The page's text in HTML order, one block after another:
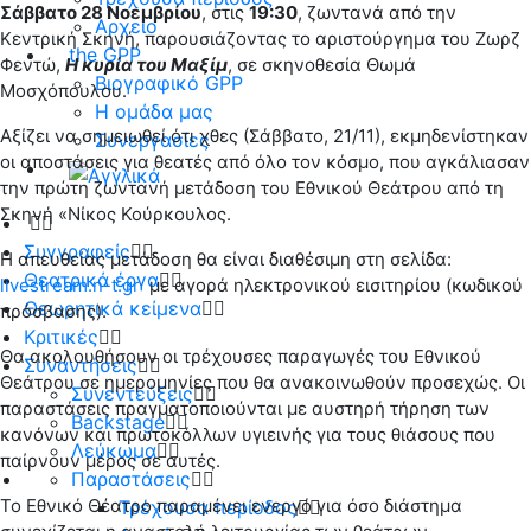
Αρχείο
the GPP
Βιογραφικό GPP
Η ομάδα μας
Συνεργασίες
Συγγραφείς
Θεατρικά έργα
Θεωρητικά κείμενα
Κριτικές
Συναντήσεις
Συνεντεύξεις
Backstage
Λεύκωμα
Παραστάσεις
Τρέχουσα περίοδος
Σάββατο 28 Νοεμβρίου, στις19:30, ζωντανά από την
Κεντρική Σκηνή, παρουσιάζοντας το αριστούργημα του Ζωρζ
Φεντώ, Η κυρία του Μαξίμ, σε σκηνοθεσία Θωμά
Μοσχόπουλου.
Αξίζει να σημειωθεί ότι χθες (Σάββατο, 21/11), εκμηδενίστηκαν
οι αποστάσεις για θεατές από όλο τον κόσμο, που αγκάλιασαν
την πρώτη ζωντανή μετάδοση του Εθνικού Θεάτρου από τη
Σκηνή «Νίκος Κούρκουλος.
Η απευθείας μετάδοση θα είναι διαθέσιμη στη σελίδα:
livestream.n-t.grμε αγορά ηλεκτρονικού εισιτηρίου (κωδικού
πρόσβασης).
Θα ακολουθήσουν οι τρέχουσες παραγωγές του Εθνικού
Θεάτρου σε ημερομηνίες που θα ανακοινωθούν προσεχώς. Οι
παραστάσεις πραγματοποιούνται με αυστηρή τήρηση των
κανόνων και πρωτοκόλλων υγιεινής για τους θιάσους που
παίρνουν μέρος σε αυτές.
Το Εθνικό Θέατρο παραμένει ενεργό για όσο διάστημα